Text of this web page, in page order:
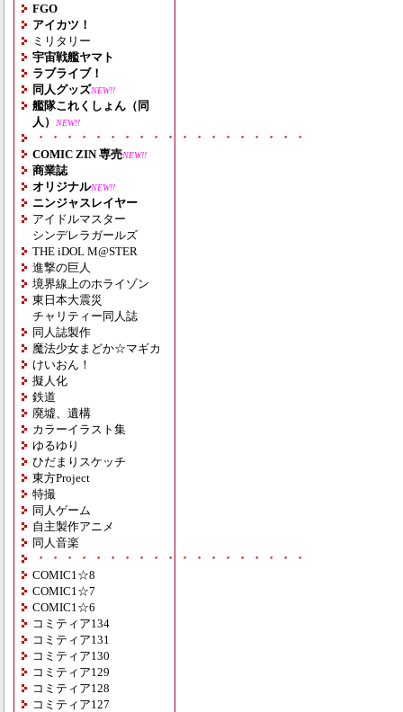
FGO
アイカツ！
ミリタリー
宇宙戦艦ヤマト
ラブライブ！
同人グッズNEW!!
艦隊これくしょん（同
人）
NEW!!
・・・・・・・・・・・・・・・・・・・
COMIC ZIN 専売NEW!!
商業誌
オリジナルNEW!!
ニンジャスレイヤー
アイドルマスター
シンデレラガールズ
THE iDOL M@STER
進撃の巨人
境界線上のホライゾン
東日本大震災
チャリティー同人誌
同人誌製作
魔法少女まどか☆マギカ
けいおん！
擬人化
鉄道
廃墟、遺構
カラーイラスト集
ゆるゆり
ひだまりスケッチ
東方Project
特撮
同人ゲーム
自主製作アニメ
同人音楽
・・・・・・・・・・・・・・・・・・・
COMIC1☆8
COMIC1☆7
COMIC1☆6
コミティア134
コミティア131
コミティア130
コミティア129
コミティア128
コミティア127